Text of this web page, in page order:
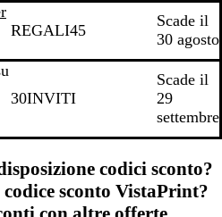
REGALI45
Scade il
30 agosto
30INVITI
Scade il
29
settembre
codici sconto?
sconto VistaPrint?